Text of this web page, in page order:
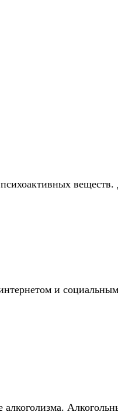
психоактивных
и
алкоголизма.